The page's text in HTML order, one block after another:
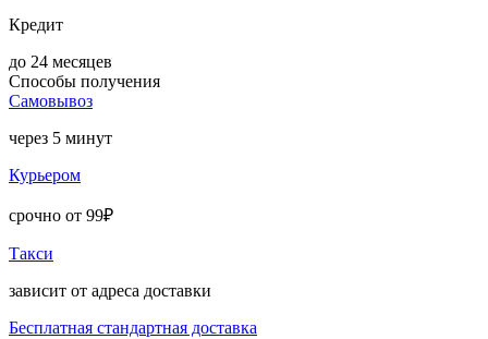
Кредит
до 24 месяцев
Способы получения
Самовывоз
через 5 минут
Курьером
срочно от 99₽
Такси
зависит от адреса доставки
Бесплатная стандартная доставка